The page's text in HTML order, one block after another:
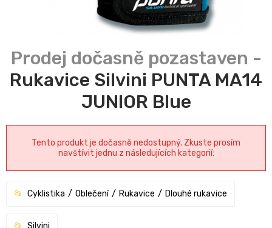
Rukavice Silvini PUNTA MA14
JUNIOR Blue
Tento produkt je dočasně nedostupný. Zkuste prosím
navštívit jednu z následujících kategorií:
Cyklistika Oblečení Rukavice Dlouhé rukavice